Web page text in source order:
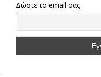
Δώστε το email σας